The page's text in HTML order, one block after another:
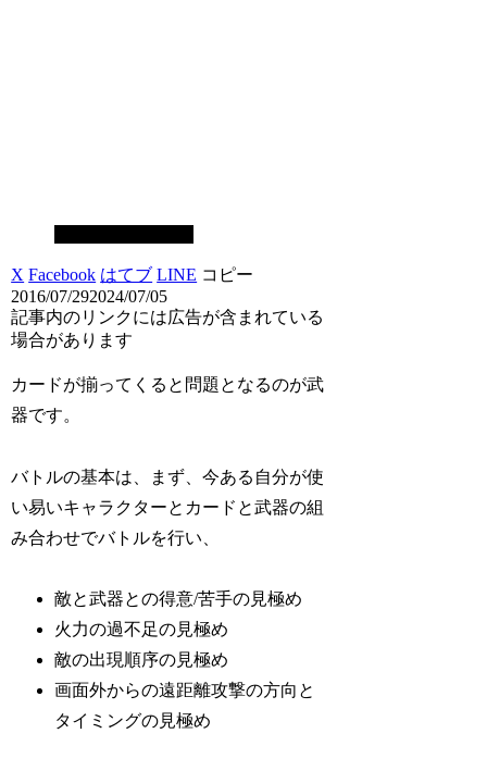
X Facebook はてブ LINE コピー
2016/07/292024/07/05
記事内のリンクには広告が含まれている
場合があります
カードが揃ってくると問題となるのが武
器です。
バトルの基本は、まず、今ある自分が使
い易いキャラクターとカードと武器の組
み合わせでバトルを行い、
敵と武器との得意/苦手の見極め
火力の過不足の見極め
敵の出現順序の見極め
画面外からの遠距離攻撃の方向と
タイミングの見極め